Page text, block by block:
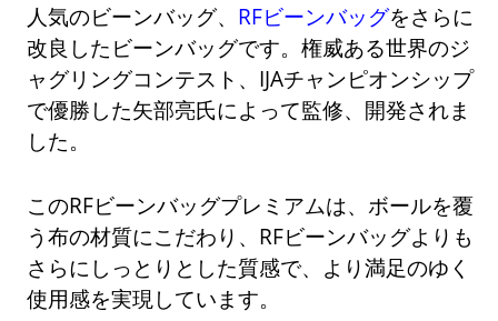
人気のビーンバッグ、 RFビーンバッグをさらに
改良したビーンバッグです。権威ある世界のジ
ャグリングコンテスト、IJAチャンピオンシップ
で優勝した矢部亮氏によって監修、開発されま
した。
このRFビーンバッグプレミアムは、ボールを覆
う布の材質にこだわり、RFビーンバッグよりも
さらにしっとりとした質感で、より満足のゆく
使用感を実現しています。